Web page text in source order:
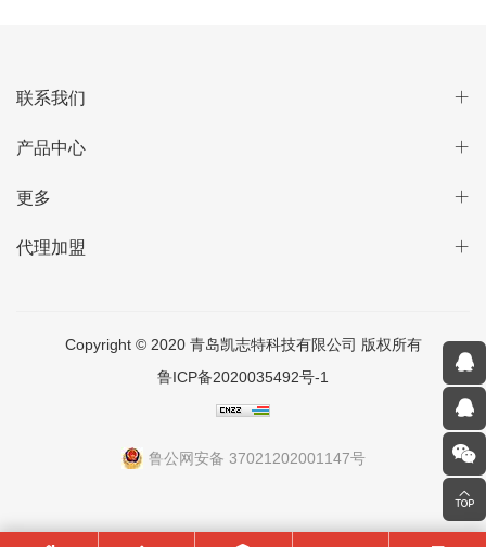
联系我们
产品中心
更多
代理加盟
Copyright © 2020 青岛凯志特科技有限公司 版权所有
鲁ICP备2020035492号-1
鲁公网安备 37021202001147号